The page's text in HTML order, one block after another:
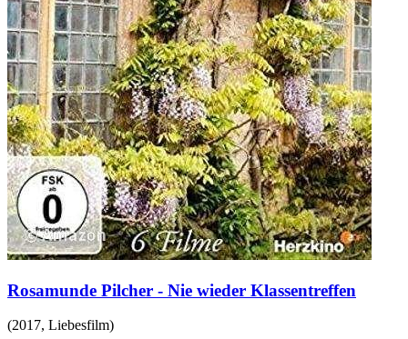
Rosamunde Pilcher - Nie wieder Klassentreffen
(2017, Liebesfilm)